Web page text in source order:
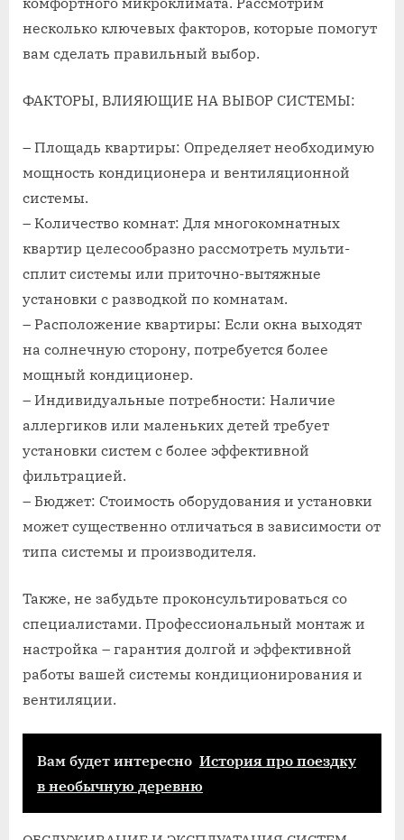
несколько ключевых факторов, которые помогут
вам сделать правильный выбор.
ФАКТОРЫ, ВЛИЯЮЩИЕ НА ВЫБОР СИСТЕМЫ:
– Площадь квартиры: Определяет необходимую
мощность кондиционера и вентиляционной
системы.
– Количество комнат: Для многокомнатных
квартир целесообразно рассмотреть мульти-
сплит системы или приточно-вытяжные
установки с разводкой по комнатам.
– Расположение квартиры: Если окна выходят
на солнечную сторону, потребуется более
мощный кондиционер.
– Индивидуальные потребности: Наличие
аллергиков или маленьких детей требует
установки систем с более эффективной
фильтрацией.
– Бюджет: Стоимость оборудования и установки
может существенно отличаться в зависимости от
типа системы и производителя.
Также, не забудьте проконсультироваться со
специалистами. Профессиональный монтаж и
настройка – гарантия долгой и эффективной
работы вашей системы кондиционирования и
вентиляции.
Вам будет интересно История про поездку
в необычную деревню